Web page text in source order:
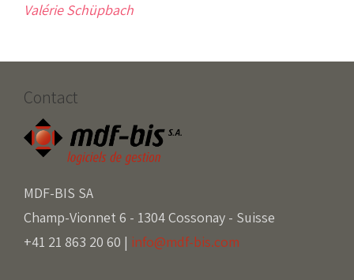
Valérie Schüpbach
Contact
MDF-BIS SA
Champ-Vionnet 6 - 1304 Cossonay - Suisse
+41 21 863 20 60 | info@mdf-bis.com